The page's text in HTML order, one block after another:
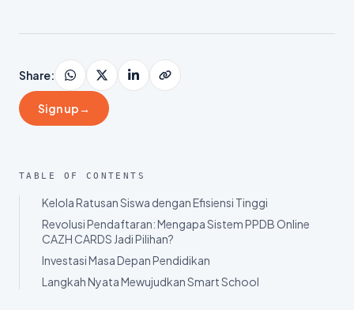
Share:
Sign up→
TABLE OF CONTENTS
Kelola Ratusan Siswa dengan Efisiensi Tinggi
Revolusi Pendaftaran: Mengapa Sistem PPDB Online
CAZH CARDS Jadi Pilihan?
Investasi Masa Depan Pendidikan
Langkah Nyata Mewujudkan Smart School